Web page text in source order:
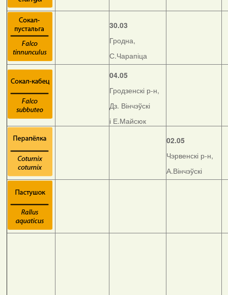
30.03
Гродна,
С.Чарапіца
04.05
Гродзенскі р-н,
Дз. Вінчэўскі
і Е.Майсюк
02.05
Чэрвенскі р-н,
А.Вінчэўскі